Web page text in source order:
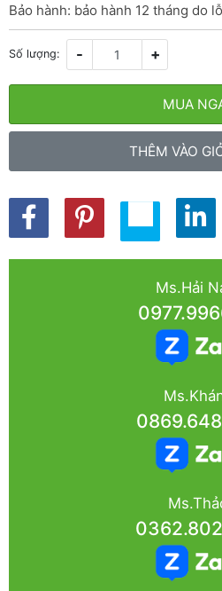
Bảo hành: bảo hành 12 tháng do
Số lượng: - +
MUA
THÊM VÀO
Ms.Hải